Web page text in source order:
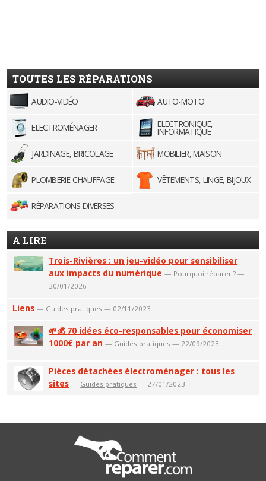
TOUTES LES RÉPARATIONS
AUDIO-VIDÉO AUTO-MOTO
ELECTROMÉNAGER ELECTRONIQUE,
INFORMATIQUE
JARDINAGE, BRICOLAGE
MOBILIER, MAISON
PLOMBERIE-CHAUFFAGE VÊTEMENTS, LINGE, BIJOUX
RÉPARATIONS DIVERSES
A LIRE
Trois-Rivières : un jeu-vidéo pour sensibiliser
aux impacts du numérique — Pourquoi réparer ? —
30/01/2026
Liens — Guides pratiques — 02/11/2023
🌱💰 70 idées éco-responsables pour économiser
1000€ par an — Guides pratiques — 22/09/2023
Pièces détachées électroménager : tous les
sites — Guides pratiques — 27/01/2023